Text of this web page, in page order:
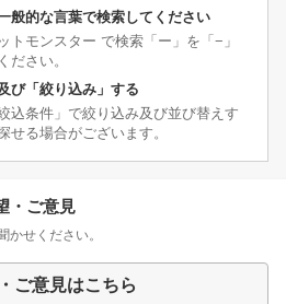
般的な言葉で検索してください
モンスター で検索「ー」を「−」
ださい。
び「絞り込み」する
込条件」で絞り込み及び並び替えす
せる場合がございます。
・ご意見
かせください。
ご意見はこちら